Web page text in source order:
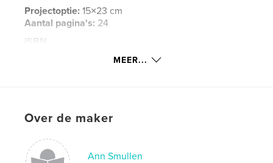
Projectoptie:15×23 cm
Aantal pagina's: 24
ISBN
MEER...
Over de maker
Ann Smullen